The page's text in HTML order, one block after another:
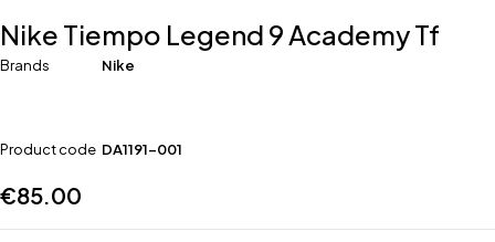
Nike Tiempo Legend 9 Academy Tf
Brands Nike
Product code DA1191-001
€85.00